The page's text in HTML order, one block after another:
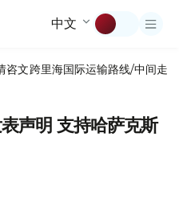
中文
咨文跨里海国际运输路线/中间走廊
声明 支持哈萨克斯